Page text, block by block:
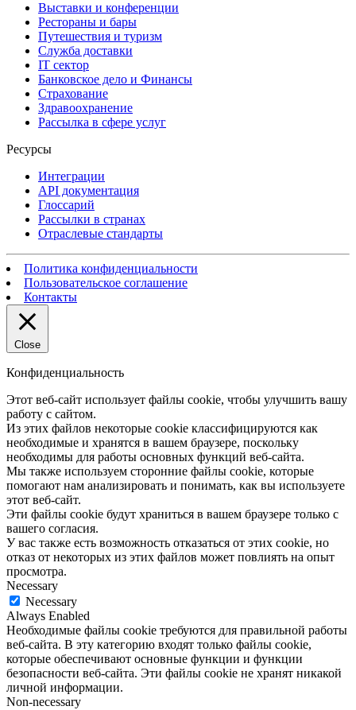
Выставки и конференции
Рестораны и бары
Путешествия и туризм
Служба доставки
IT сектор
Банковское дело и Финансы
Страхование
Здравоохранение
Рассылка в сфере услуг
Ресурсы
Интеграции
API документация
Глоссарий
Рассылки в странах
Отраслевые стандарты
Политика конфиденциальности
Пользовательское соглашение
Контакты
Close
Конфиденциальность
Этот веб-сайт использует файлы cookie, чтобы улучшить вашу
работу с сайтом.
Из этих файлов некоторые cookie классифицируются как
необходимые и хранятся в вашем браузере, поскольку
необходимы для работы основных функций веб-сайта.
Мы также используем сторонние файлы cookie, которые
помогают нам анализировать и понимать, как вы используете
этот веб-сайт.
Эти файлы cookie будут храниться в вашем браузере только с
вашего согласия.
У вас также есть возможность отказаться от этих cookie, но
отказ от некоторых из этих файлов может повлиять на опыт
просмотра.
Necessary
Necessary
Always Enabled
Необходимые файлы cookie требуются для правильной работы
веб-сайта. В эту категорию входят только файлы cookie,
которые обеспечивают основные функции и функции
безопасности веб-сайта. Эти файлы cookie не хранят никакой
личной информации.
Non-necessary